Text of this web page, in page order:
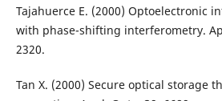
Tajahuerce E. (2000) Optoelectronic
with phase-shifting interferometry.
2320.
Tan X. (2000) Secure optical storage